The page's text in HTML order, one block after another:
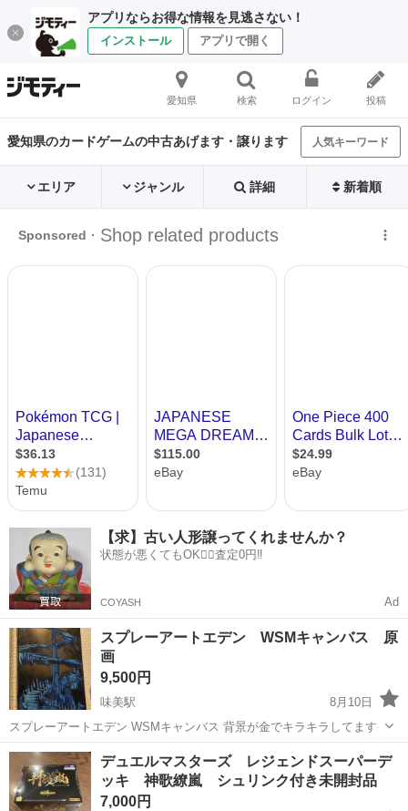
アプリならお得な情報を見逃さない！
インストール アプリで開く
愛知県 検索 ログイン 投稿
愛知県のカードゲームの中古あげます・譲ります 人気キーワード
エリア ジャンル 詳細 新着順
【求】古い人形譲ってくれませんか？
状態が悪くてもOK🙆‍♀️査定0円‼️
COYASH Ad
スプレーアートエデン WSMキャンバス 原
画
9,500円
味美駅
8月10日
スプレーアートエデン WSMキャンバス 背景が金でキラキラしてます
愛知 名古屋市 カードゲーム スプレーアート
デュエルマスターズ レジェンドスーパーデ
ッキ 神歌繚嵐 シュリンク付き未開封品
7,000円